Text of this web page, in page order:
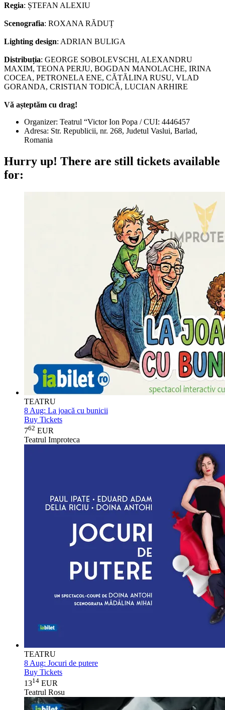
Regia: ȘTEFAN ALEXIU
Scenografia: ROXANA RĂDUȚ
Lighting design: ADRIAN BULIGA
Distribuția: GEORGE SOBOLEVSCHI, ALEXANDRU
MAXIM, TEONA PERJU, BOGDAN MANOLACHE, IRINA
COCEA, PETRONELA ENE, CĂTĂLINA RUSU, VLAD
GORANDA, CRISTIAN TODICĂ, LUCIAN ARHIRE
Vă așteptăm cu drag!
Organizer: Teatrul “Victor Ion Popa / CUI: 4446457
Adresa: Str. Republicii, nr. 268, Judetul Vaslui, Barlad,
Romania
Hurry up! There are still tickets available
for:
TEATRU
8 Aug: La joacă cu bunicii
Buy Tickets
762 EUR
Teatrul Improteca
TEATRU
8 Aug: Jocuri de putere
Buy Tickets
1314 EUR
Teatrul Rosu